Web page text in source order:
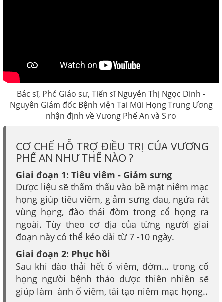
Bác sĩ, Phó Giáo sư, Tiến sĩ Nguyễn Thị Ngọc Dinh -
Nguyên Giám đốc Bệnh viện Tai Mũi Họng Trung Ương
nhận định về Vương Phế An và Siro
CƠ CHẾ HỖ TRỢ ĐIỀU TRỊ CỦA VƯƠNG
PHẾ AN NHƯ THẾ NÀO ?
Giai đoạn 1: Tiêu viêm - Giảm sưng
Dược liệu sẽ thấm thấu vào bề mặt niêm mạc
họng giúp tiêu viêm, giảm sưng đau, ngứa rát
vùng họng, đào thải đờm trong cổ họng ra
ngoài. Tùy theo cơ địa của từng người giai
đoạn này có thể kéo dài từ 7 -10 ngày.
Giai đoạn 2: Phục hồi
Sau khi đào thải hết ổ viêm, đờm... trong cổ
họng người bệnh thảo dược thiên nhiên sẽ
giúp làm lành ổ viêm, tái tạo niêm mạc họng..